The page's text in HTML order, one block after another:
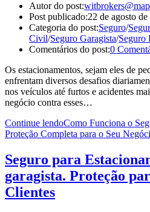
Autor do post:
Post publicado:22 de agosto
Categoria do post:Seguro/
Civil/Seguro Garagista/Seguro
Comentários do post:0
Os estacionamentos, sejam eles de
enfrentam diversos desafios
nos veículos até furtos e acidentes
negócio contra esses…
Continue lendoComo Funciona o
Proteção Completa para o Seu
Seguro para
garagista. Proteção
Clientes